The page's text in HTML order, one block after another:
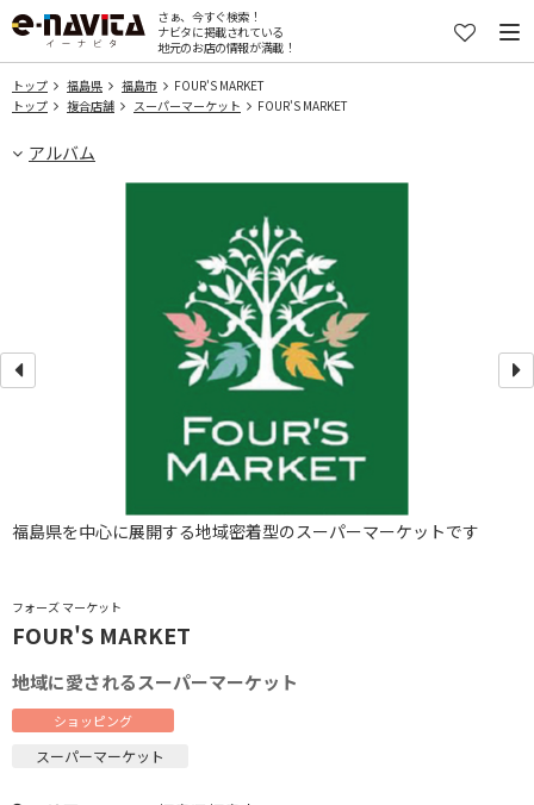
さぁ、今すぐ検索！
ナビタに掲載されている
地元のお店の情報が満載！
トップ 福島県 福島市
FOUR'S MARKET
トップ
複合店舗 スーパーマーケット FOUR'S MARKET
アルバム
フォーズ マーケット
FOUR'S MARKET
地域に愛されるスーパーマーケット
ショッピング
スーパーマーケット
福島県を中心に展開する地域密着型のスーパーマーケットです